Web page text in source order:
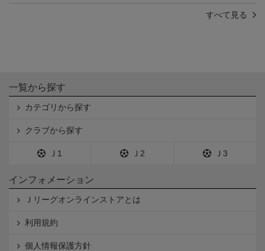
すべて見る
一覧から探す
カテゴリから探す
クラブから探す
Ｊ1 Ｊ2 Ｊ3
インフォメーション
Ｊリーグオンラインストアとは
利用規約
個人情報保護方針